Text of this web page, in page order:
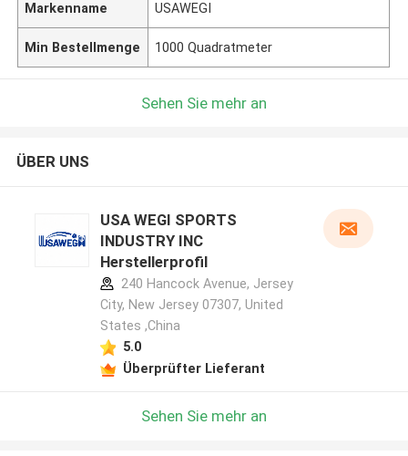
Markenname USAWEGI
Min Bestellmenge 1000 Quadratmeter
Sehen Sie mehr an
ÜBER UNS
USA WEGI SPORTS
INDUSTRY INC
Herstellerprofil
240 Hancock Avenue, Jersey
City, New Jersey 07307, United
States ,China
5.0
Überprüfter Lieferant
Sehen Sie mehr an